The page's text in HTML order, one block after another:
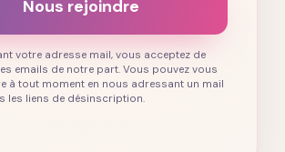
Nous rejoindre
votre adresse mail, vous acceptez de
emails de notre part. Vous pouvez vous
à tout moment en nous adressant un mail
les liens de désinscription.